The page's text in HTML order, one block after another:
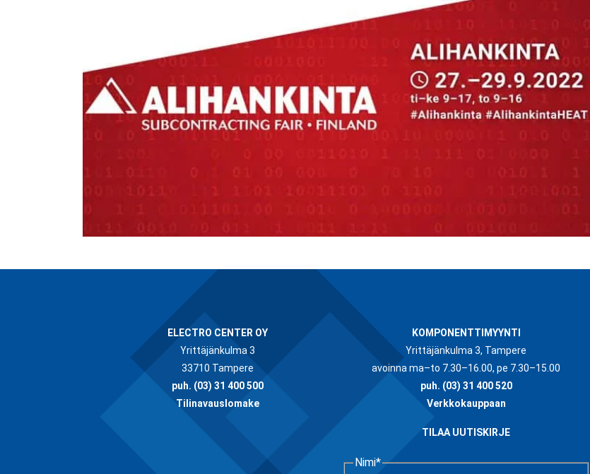
ELECTRO CENTER OY
Yrittäjänkulma 3
33710 Tampere
puh. (03) 31 400 500
Tilinavauslomake
KOMPONENTTIMYYNTI
Yrittäjänkulma 3, Tampere
avoinna ma–to 7.30–16.00, pe 7.30–15.00
puh. (03) 31 400 520
Verkkokauppaan
TILAA UUTISKIRJE
Nimi*